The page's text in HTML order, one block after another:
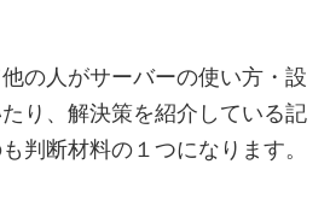
の人がサーバーの使い方・設
り、解決策を紹介している記
判断材料の１つになります。